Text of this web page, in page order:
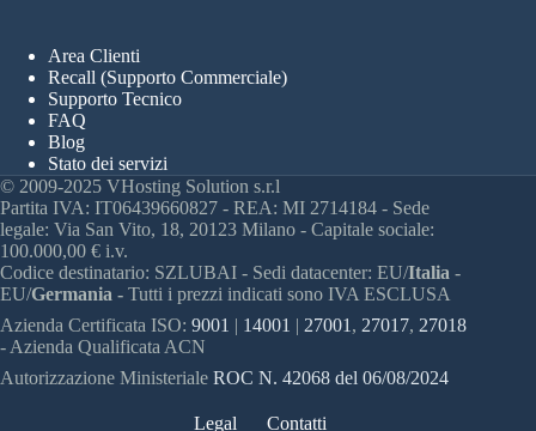
Area Clienti
Recall (Supporto Commerciale)
Supporto Tecnico
FAQ
Blog
Stato dei servizi
© 2009-2025 VHosting Solution s.r.l
Partita IVA: IT06439660827 - REA: MI 2714184 - Sede
legale: Via San Vito, 18, 20123 Milano - Capitale sociale:
100.000,00 € i.v.
Codice destinatario: SZLUBAI - Sedi datacenter: EU/Italia -
EU/Germania - Tutti i prezzi indicati sono IVA ESCLUSA
Azienda Certificata ISO: 9001 | 14001 | 27001 , 27017, 27018
- Azienda Qualificata ACN
Autorizzazione Ministeriale ROC N. 42068 del 06/08/2024
Legal Contatti